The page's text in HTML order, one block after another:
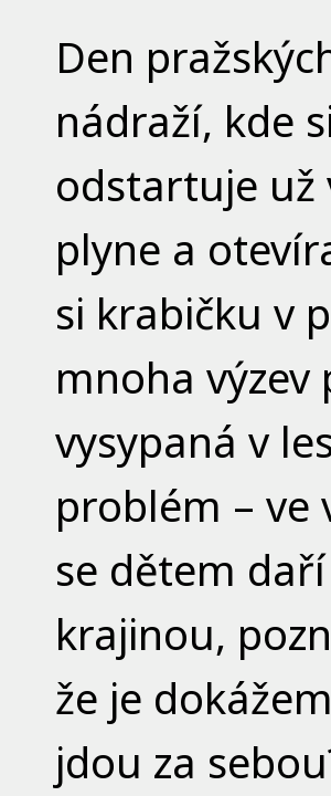
Den
nádraží, kde
odstartuje už
plyne a
si krabičku v
mnoha výzev
vysypaná v
problém – ve
se dětem
krajinou,
že je
jdou za